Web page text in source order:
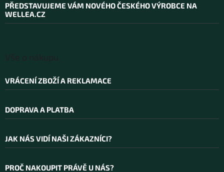
PŘEDSTAVUJEME VÁM NOVÉHO ČESKÉHO VÝROBCE NA
WELLEA.CZ
VRÁCENÍ ZBOŽÍ A REKLAMACE
DOPRAVA A PLATBA
JAK NÁS VIDÍ NAŠI ZÁKAZNÍCI?
PROČ NAKOUPIT PRÁVĚ U NÁS?